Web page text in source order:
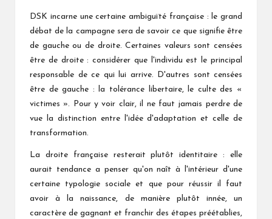
DSK incarne une certaine ambiguïté française : le grand
débat de la campagne sera de savoir ce que signifie être
de gauche ou de droite. Certaines valeurs sont censées
être de droite : considérer que l'individu est le principal
responsable de ce qui lui arrive. D'autres sont censées
être de gauche : la tolérance libertaire, le culte des «
victimes ». Pour y voir clair, il ne faut jamais perdre de
vue la distinction entre l'idée d'adaptation et celle de
transformation.
La droite française resterait plutôt identitaire : elle
aurait tendance a penser qu'on naît à l'intérieur d'une
certaine typologie sociale et que pour réussir il faut
avoir à la naissance, de manière plutôt innée, un
caractère de gagnant et franchir des étapes préétablies,